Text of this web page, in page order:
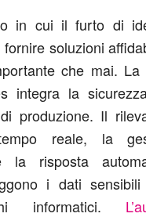
in cui il furto di
soluzioni
che mai. La
integra la
produzione. Il
reale, la
la risposta
i dati
informatici.